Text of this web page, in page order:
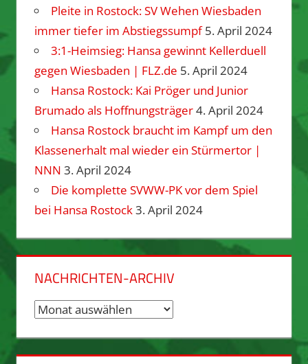
Pleite in Rostock: SV Wehen Wiesbaden
immer tiefer im Abstiegssumpf 5. April 2024
3:1-Heimsieg: Hansa gewinnt Kellerduell
gegen Wiesbaden | FLZ.de 5. April 2024
Hansa Rostock: Kai Pröger und Junior
Brumado als Hoffnungsträger4. April 2024
Hansa Rostock braucht im Kampf um den
Klassenerhalt mal wieder ein Stürmertor |
NNN 3. April 2024
Die komplette SVWW-PK vor dem Spiel
bei Hansa Rostock3. April 2024
NACHRICHTEN-ARCHIV
Nachrichten-